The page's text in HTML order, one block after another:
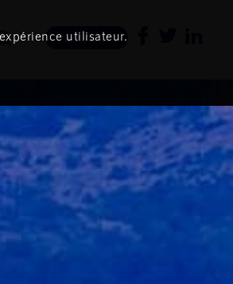
Newsletter
utilisateur.